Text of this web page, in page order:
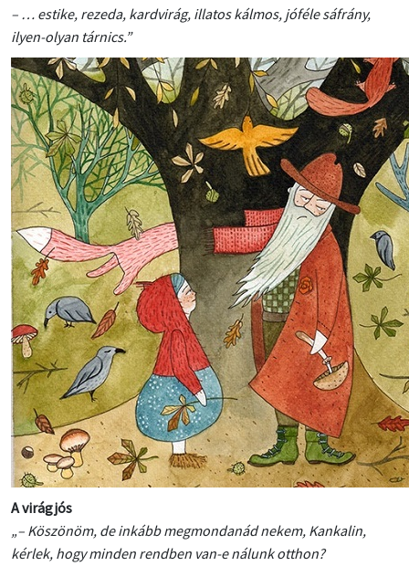
– … estike, rezeda, kardvirág, illatos kálmos, jóféle sáfrány,
ilyen-olyan tárnics.”
A virágjós
„– Köszönöm, de inkább megmondanád nekem, Kankalin,
kérlek, hogy minden rendben van-e nálunk otthon?